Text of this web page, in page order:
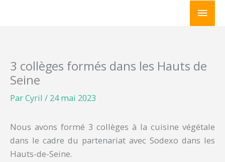
3 collèges formés dans les Hauts de
Seine
ParCyril / 24 mai 2023
Nous avons formé 3 collèges à la cuisine végétale
dans le cadre du partenariat avec Sodexo dans les
Hauts-de-Seine.